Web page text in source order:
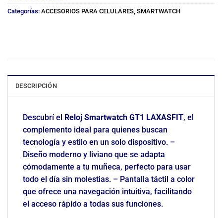
Categorías: ACCESORIOS PARA CELULARES SMARTWATCH
DESCRIPCIÓN
Descubrí el Reloj Smartwatch GT1 LAXASFIT, el
complemento ideal para quienes buscan
tecnología y estilo en un solo dispositivo. –
Diseño moderno y liviano que se adapta
cómodamente a tu muñeca, perfecto para usar
todo el día sin molestias. – Pantalla táctil a color
que ofrece una navegación intuitiva, facilitando
el acceso rápido a todas sus funciones.